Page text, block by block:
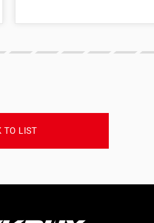
TO LIST